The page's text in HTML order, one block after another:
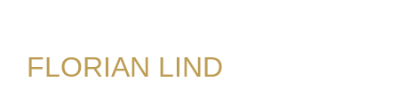
FLORIAN LIND